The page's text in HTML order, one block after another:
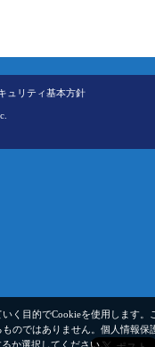
ュリティ基本方針
く目的でCookieを使用します。
のではありません。 個人情報保
か選択してください。